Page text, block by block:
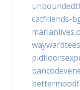
catfriends-